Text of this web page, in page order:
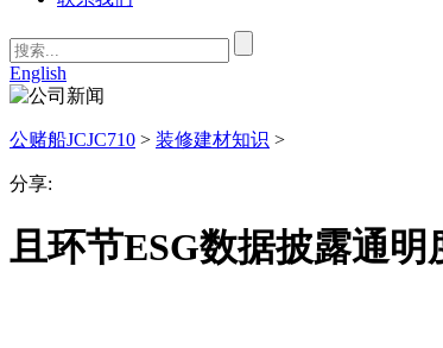
English
公赌船JCJC710 > 装修建材知识 >
分享:
且环节ESG数据披露通